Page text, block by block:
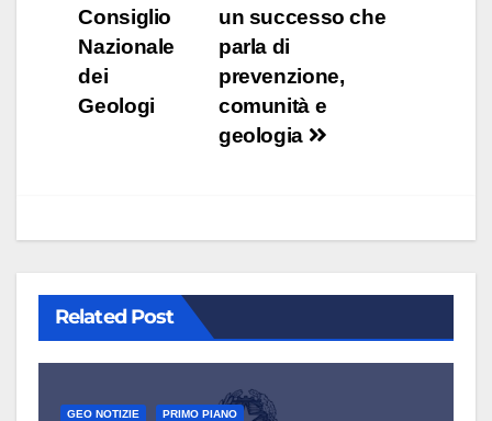
un successo che
parla di
prevenzione,
comunità e
geologia
Consiglio
Nazionale
dei
Geologi
Related Post
GEO NOTIZIE PRIMO PIANO